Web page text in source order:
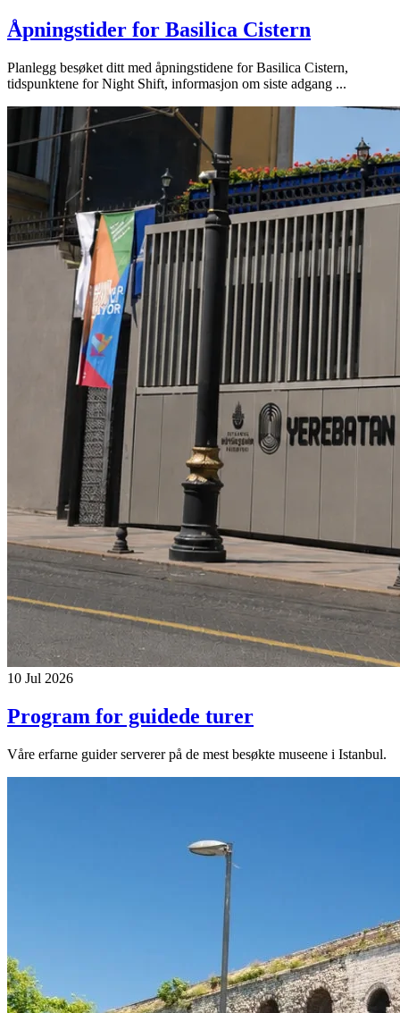
Åpningstider for Basilica Cistern
Planlegg besøket ditt med åpningstidene for Basilica Cistern,
tidspunktene for Night Shift, informasjon om siste adgang ...
10 Jul 2026
Program for guidede turer
Våre erfarne guider serverer på de mest besøkte museene i Istanbul.